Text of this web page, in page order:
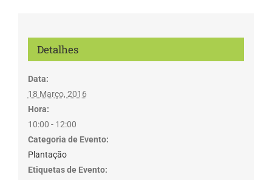
Detalhes
Data:
18 Março, 2016
Hora:
10:00 - 12:00
Categoria de Evento:
Plantação
Etiquetas de Evento: